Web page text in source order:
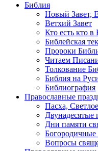
Библия
Новый Завет,
Ветхий Завет
Кто есть кто в
Библейская
Пророки
Читаем
Толкование
Библия на
Библиография
Православные
Пасха,
Двунадесятые
Дни памяти
Богородичные
Вопросы